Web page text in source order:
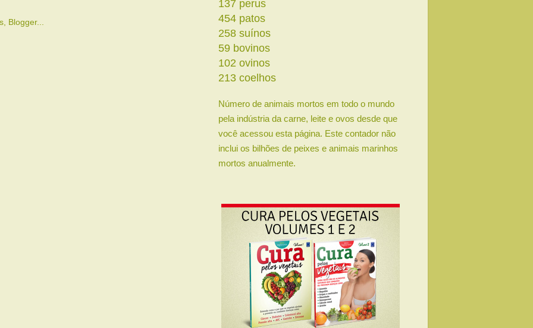
156 perus
517 patos
293 suínos
67 bovinos
116 ovinos
242 coelhos
Número de animais mortos em todo o mundo
pela indústria da carne, leite e ovos desde que
você acessou esta página. Este contador não
inclui os bilhões de peixes e animais marinhos
mortos anualmente.